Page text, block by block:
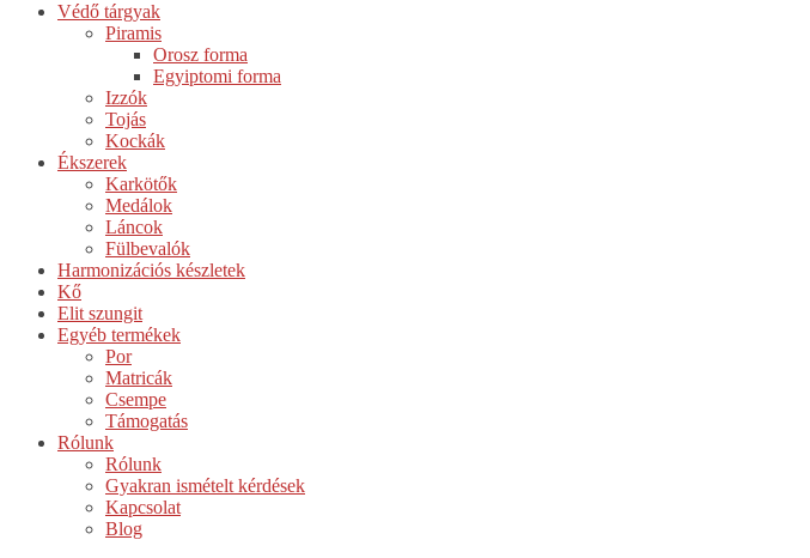
Védő tárgyak
Piramis
Orosz forma
Egyiptomi forma
Izzók
Tojás
Kockák
Ékszerek
Karkötők
Medálok
Láncok
Fülbevalók
Harmonizációs készletek
Kő
Elit szungit
Egyéb termékek
Por
Matricák
Csempe
Támogatás
Rólunk
Rólunk
Gyakran ismételt kérdések
Kapcsolat
Blog